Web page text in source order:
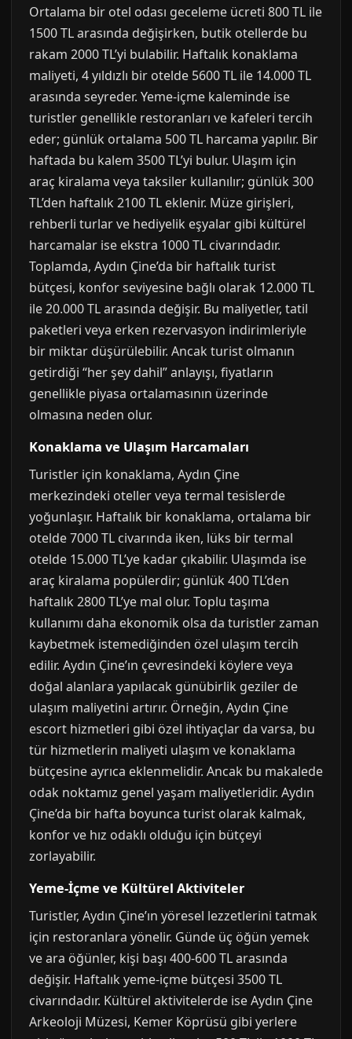
Ortalama bir otel odası geceleme ücreti 800 TL ile
1500 TL arasında değişirken, butik otellerde bu
rakam 2000 TL’yi bulabilir. Haftalık konaklama
maliyeti, 4 yıldızlı bir otelde 5600 TL ile 14.000 TL
arasında seyreder. Yeme-içme kaleminde ise
turistler genellikle restoranları ve kafeleri tercih
eder; günlük ortalama 500 TL harcama yapılır. Bir
haftada bu kalem 3500 TL’yi bulur. Ulaşım için
araç kiralama veya taksiler kullanılır; günlük 300
TL’den haftalık 2100 TL eklenir. Müze girişleri,
rehberli turlar ve hediyelik eşyalar gibi kültürel
harcamalar ise ekstra 1000 TL civarındadır.
Toplamda, Aydın Çine’da bir haftalık turist
bütçesi, konfor seviyesine bağlı olarak 12.000 TL
ile 20.000 TL arasında değişir. Bu maliyetler, tatil
paketleri veya erken rezervasyon indirimleriyle
bir miktar düşürülebilir. Ancak turist olmanın
getirdiği “her şey dahil” anlayışı, fiyatların
genellikle piyasa ortalamasının üzerinde
olmasına neden olur.
Konaklama ve Ulaşım Harcamaları
Turistler için konaklama, Aydın Çine
merkezindeki oteller veya termal tesislerde
yoğunlaşır. Haftalık bir konaklama, ortalama bir
otelde 7000 TL civarında iken, lüks bir termal
otelde 15.000 TL’ye kadar çıkabilir. Ulaşımda ise
araç kiralama popülerdir; günlük 400 TL’den
haftalık 2800 TL’ye mal olur. Toplu taşıma
kullanımı daha ekonomik olsa da turistler zaman
kaybetmek istemediğinden özel ulaşım tercih
edilir. Aydın Çine’ın çevresindeki köylere veya
doğal alanlara yapılacak günübirlik geziler de
ulaşım maliyetini artırır. Örneğin, Aydın Çine
escort hizmetleri gibi özel ihtiyaçlar da varsa, bu
tür hizmetlerin maliyeti ulaşım ve konaklama
bütçesine ayrıca eklenmelidir. Ancak bu makalede
odak noktamız genel yaşam maliyetleridir. Aydın
Çine’da bir hafta boyunca turist olarak kalmak,
konfor ve hız odaklı olduğu için bütçeyi
zorlayabilir.
Yeme-İçme ve Kültürel Aktiviteler
Turistler, Aydın Çine’ın yöresel lezzetlerini tatmak
için restoranlara yönelir. Günde üç öğün yemek
ve ara öğünler, kişi başı 400-600 TL arasında
değişir. Haftalık yeme-içme bütçesi 3500 TL
civarındadır. Kültürel aktivitelerde ise Aydın Çine
Arkeoloji Müzesi, Kemer Köprüsü gibi yerlere